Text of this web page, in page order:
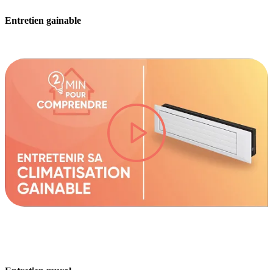
Entretien gainable
lire la vidéo